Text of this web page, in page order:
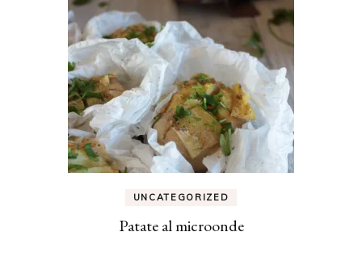
UNCATEGORIZED
Patate al microonde